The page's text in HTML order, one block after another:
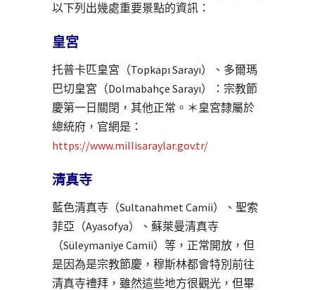
以下列出幾處重要景點的資訊：
皇宮
托普卡匹皇宮（Topkapı Sarayı）、多爾瑪
巴切皇宮（Dolmabahçe Sarayı）：宗教節
慶第一日關閉，其他正常。＊皇宮隸屬於
總統府，官網是：
https://www.millisaraylar.gov.tr/
清真寺
藍色清真寺（Sultanahmet Camii）、聖索
菲亞（Ayasofya）、蘇萊曼清真寺
（Süleymaniye Camii）等，正常開放，但
是因為是宗教節慶，穆斯林都會特別前往
清真寺禮拜，雖然這些地方很觀光，但畢